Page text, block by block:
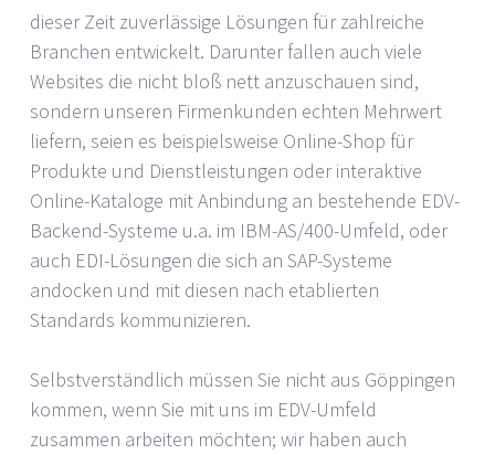
dieser Zeit zuverlässige Lösungen für zahlreiche
Branchen entwickelt. Darunter fallen auch viele
Websites die nicht bloß nett anzuschauen sind,
sondern unseren Firmenkunden echten Mehrwert
liefern, seien es beispielsweise Online-Shop für
Produkte und Dienstleistungen oder interaktive
Online-Kataloge mit Anbindung an bestehende EDV-
Backend-Systeme u.a. im IBM-AS/400-Umfeld, oder
auch EDI-Lösungen die sich an SAP-Systeme
andocken und mit diesen nach etablierten
Standards kommunizieren.
Selbstverständlich müssen Sie nicht aus Göppingen
kommen, wenn Sie mit uns im EDV-Umfeld
zusammen arbeiten möchten; wir haben auch